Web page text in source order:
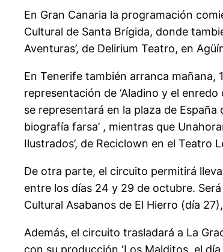
En Gran Canaria la programación
Cultural de Santa Brígida, donde
Aventuras’, de Delirium Teatro, en
En Tenerife también arranca mañana,
representación de ‘Aladino y el
se representará en la plaza de
biografía farsa’ , mientras que
Ilustrados’, de Reciclown en el Teatro
De otra parte, el circuito permitirá
entre los días 24 y 29 de octubre.
Cultural Asabanos de El Hierro (día
Además, el circuito trasladará a La
con su producción ‘Los Malditos, el día